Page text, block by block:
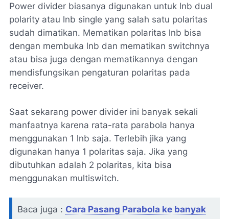
Power divider biasanya digunakan untuk lnb dual
polarity atau lnb single yang salah satu polaritas
sudah dimatikan. Mematikan polaritas lnb bisa
dengan membuka lnb dan mematikan switchnya
atau bisa juga dengan mematikannya dengan
mendisfungsikan pengaturan polaritas pada
receiver.
Saat sekarang power divider ini banyak sekali
manfaatnya karena rata-rata parabola hanya
menggunakan 1 lnb saja. Terlebih jika yang
digunakan hanya 1 polaritas saja. Jika yang
dibutuhkan adalah 2 polaritas, kita bisa
menggunakan multiswitch.
Baca juga : Cara Pasang Parabola ke banyak